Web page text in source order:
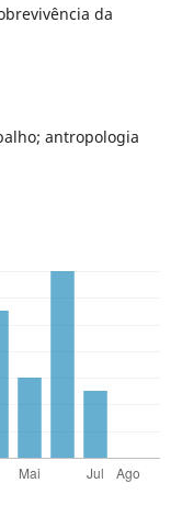
da
antropologia